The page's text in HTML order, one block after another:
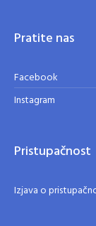
Pratite nas
Facebook
Instagram
Pristupačnost
Izjava o